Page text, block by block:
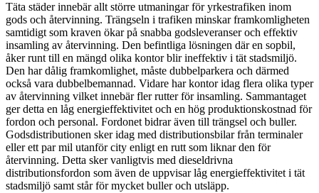
Täta städer innebär allt större utmaningar för yrkestrafiken inom
gods och återvinning. Trängseln i trafiken minskar framkomligheten
samtidigt som kraven ökar på snabba godsleveranser och effektiv
insamling av återvinning. Den befintliga lösningen där en sopbil,
åker runt till en mängd olika kontor blir ineffektiv i tät stadsmiljö.
Den har dålig framkomlighet, måste dubbelparkera och därmed
också vara dubbelbemannad. Vidare har kontor idag flera olika typer
av återvinning vilket innebär fler rutter för insamling. Sammantaget
ger detta en låg energieffektivitet och en hög produktionskostnad för
fordon och personal. Fordonet bidrar även till trängsel och buller.
Godsdistributionen sker idag med distributionsbilar från terminaler
eller ett par mil utanför city enligt en rutt som liknar den för
återvinning. Detta sker vanligtvis med dieseldrivna
distributionsfordon som även de uppvisar låg energieffektivitet i tät
stadsmiljö samt står för mycket buller och utsläpp.